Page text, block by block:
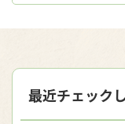
最近チェック